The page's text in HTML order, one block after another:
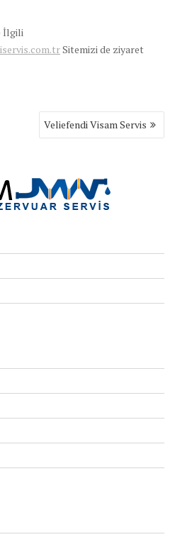
İlgili
Sitemizi de ziyaret
Veliefendi Visam Servis